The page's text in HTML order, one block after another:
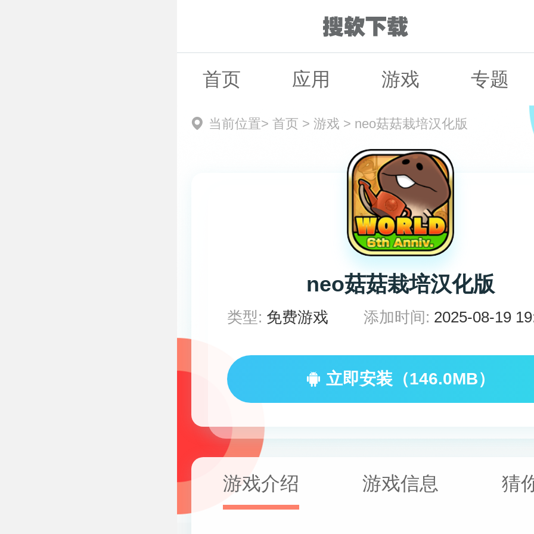
首页 应用 游戏 专题
当前位置> 首页 > 游戏 > neo菇菇栽培汉化版
neo菇菇栽培汉化版
类型: 免费游戏 添加时间: 2025-08-19
立即安装（146.0MB）
游戏介绍 游戏信息 猜